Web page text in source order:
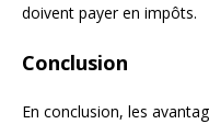
doivent payer en impôts.
Conclusion
En conclusion, les